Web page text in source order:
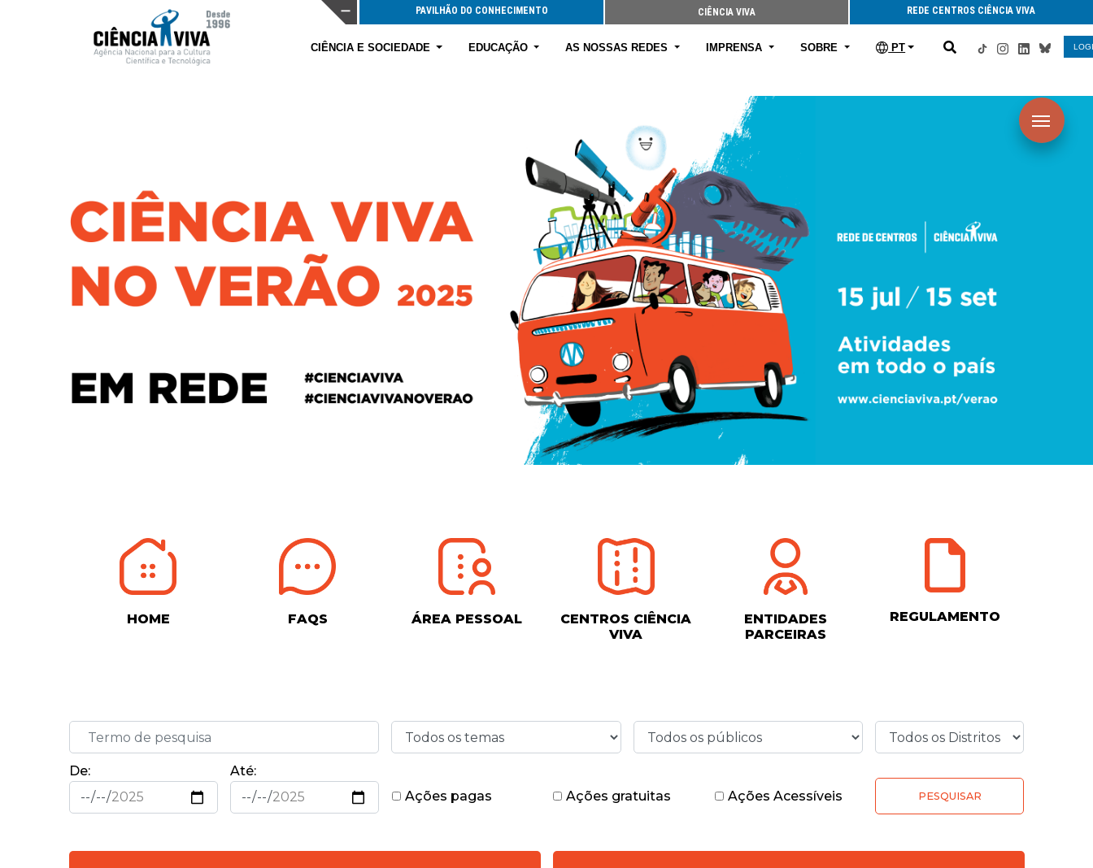
PAVILHÃO DO CONHECIMENTO CIÊNCIA VIVA REDE CENTROS CIÊNCIA VIVA
CIÊNCIA E SOCIEDADE EDUCAÇÃO AS NOSSAS REDES IMPRENSA SOBRE PT
HOME FAQS ÁREA PESSOAL
CENTROS CIÊNCIA
VIVA
ENTIDADES
PARCEIRAS
REGULAMENTO
De:
Até:
Ações pagas
Ações gratuitas Ações Acessíveis PESQUISAR